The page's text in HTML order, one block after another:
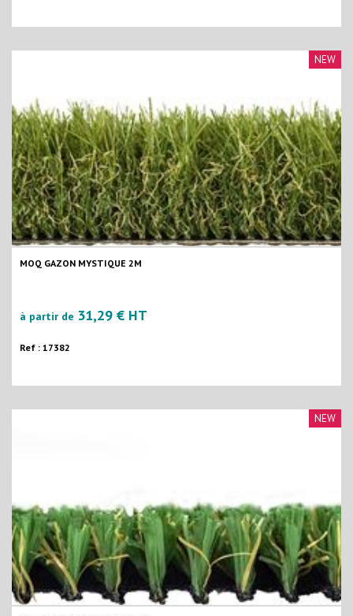
MOQ GAZON MYSTIQUE 2M
à partir de 31,29 € HT
NEW
Ref : 17382
NEW